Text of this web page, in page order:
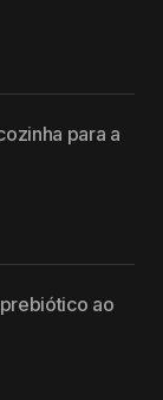
para a
ao